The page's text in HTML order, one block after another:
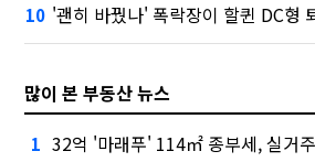
10 '괜히 바꿨나' 폭락장이 할퀸 DC형 퇴
많이 본 부동산 뉴스
1 32억 '마래푸' 114㎡ 종부세, 실거주면